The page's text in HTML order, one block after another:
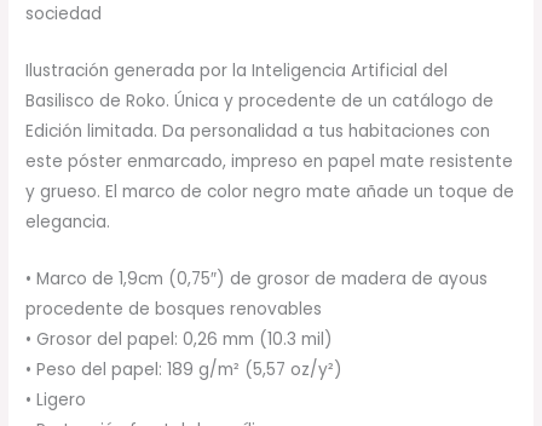
sociedad
Ilustración generada por la Inteligencia Artificial del
Basilisco de Roko. Única y procedente de un catálogo de
Edición limitada. Da personalidad a tus habitaciones con
este póster enmarcado, impreso en papel mate resistente
y grueso. El marco de color negro mate añade un toque de
elegancia.
• Marco de 1,9cm (0,75″) de grosor de madera de ayous
procedente de bosques renovables
• Grosor del papel: 0,26 mm (10.3 mil)
• Peso del papel: 189 g/m² (5,57 oz/y²)
• Ligero